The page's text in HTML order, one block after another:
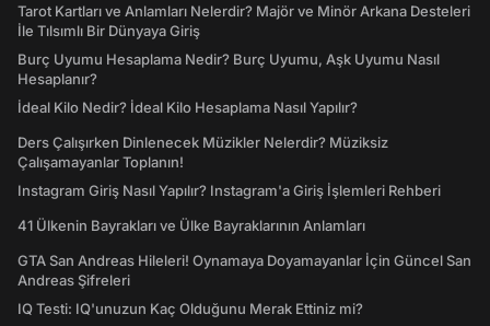
Tarot Kartları ve Anlamları Nelerdir? Majör ve Minör Arkana Desteleri
İle Tılsımlı Bir Dünyaya Giriş
Burç Uyumu Hesaplama Nedir? Burç Uyumu, Aşk Uyumu Nasıl
Hesaplanır?
İdeal Kilo Nedir? İdeal Kilo Hesaplama Nasıl Yapılır?
Ders Çalışırken Dinlenecek Müzikler Nelerdir? Müziksiz
Çalışamayanlar Toplanın!
Instagram Giriş Nasıl Yapılır? Instagram'a Giriş İşlemleri Rehberi
41 Ülkenin Bayrakları ve Ülke Bayraklarının Anlamları
GTA San Andreas Hileleri! Oynamaya Doyamayanlar İçin Güncel San
Andreas Şifreleri
IQ Testi: IQ'unuzun Kaç Olduğunu Merak Ettiniz mi?